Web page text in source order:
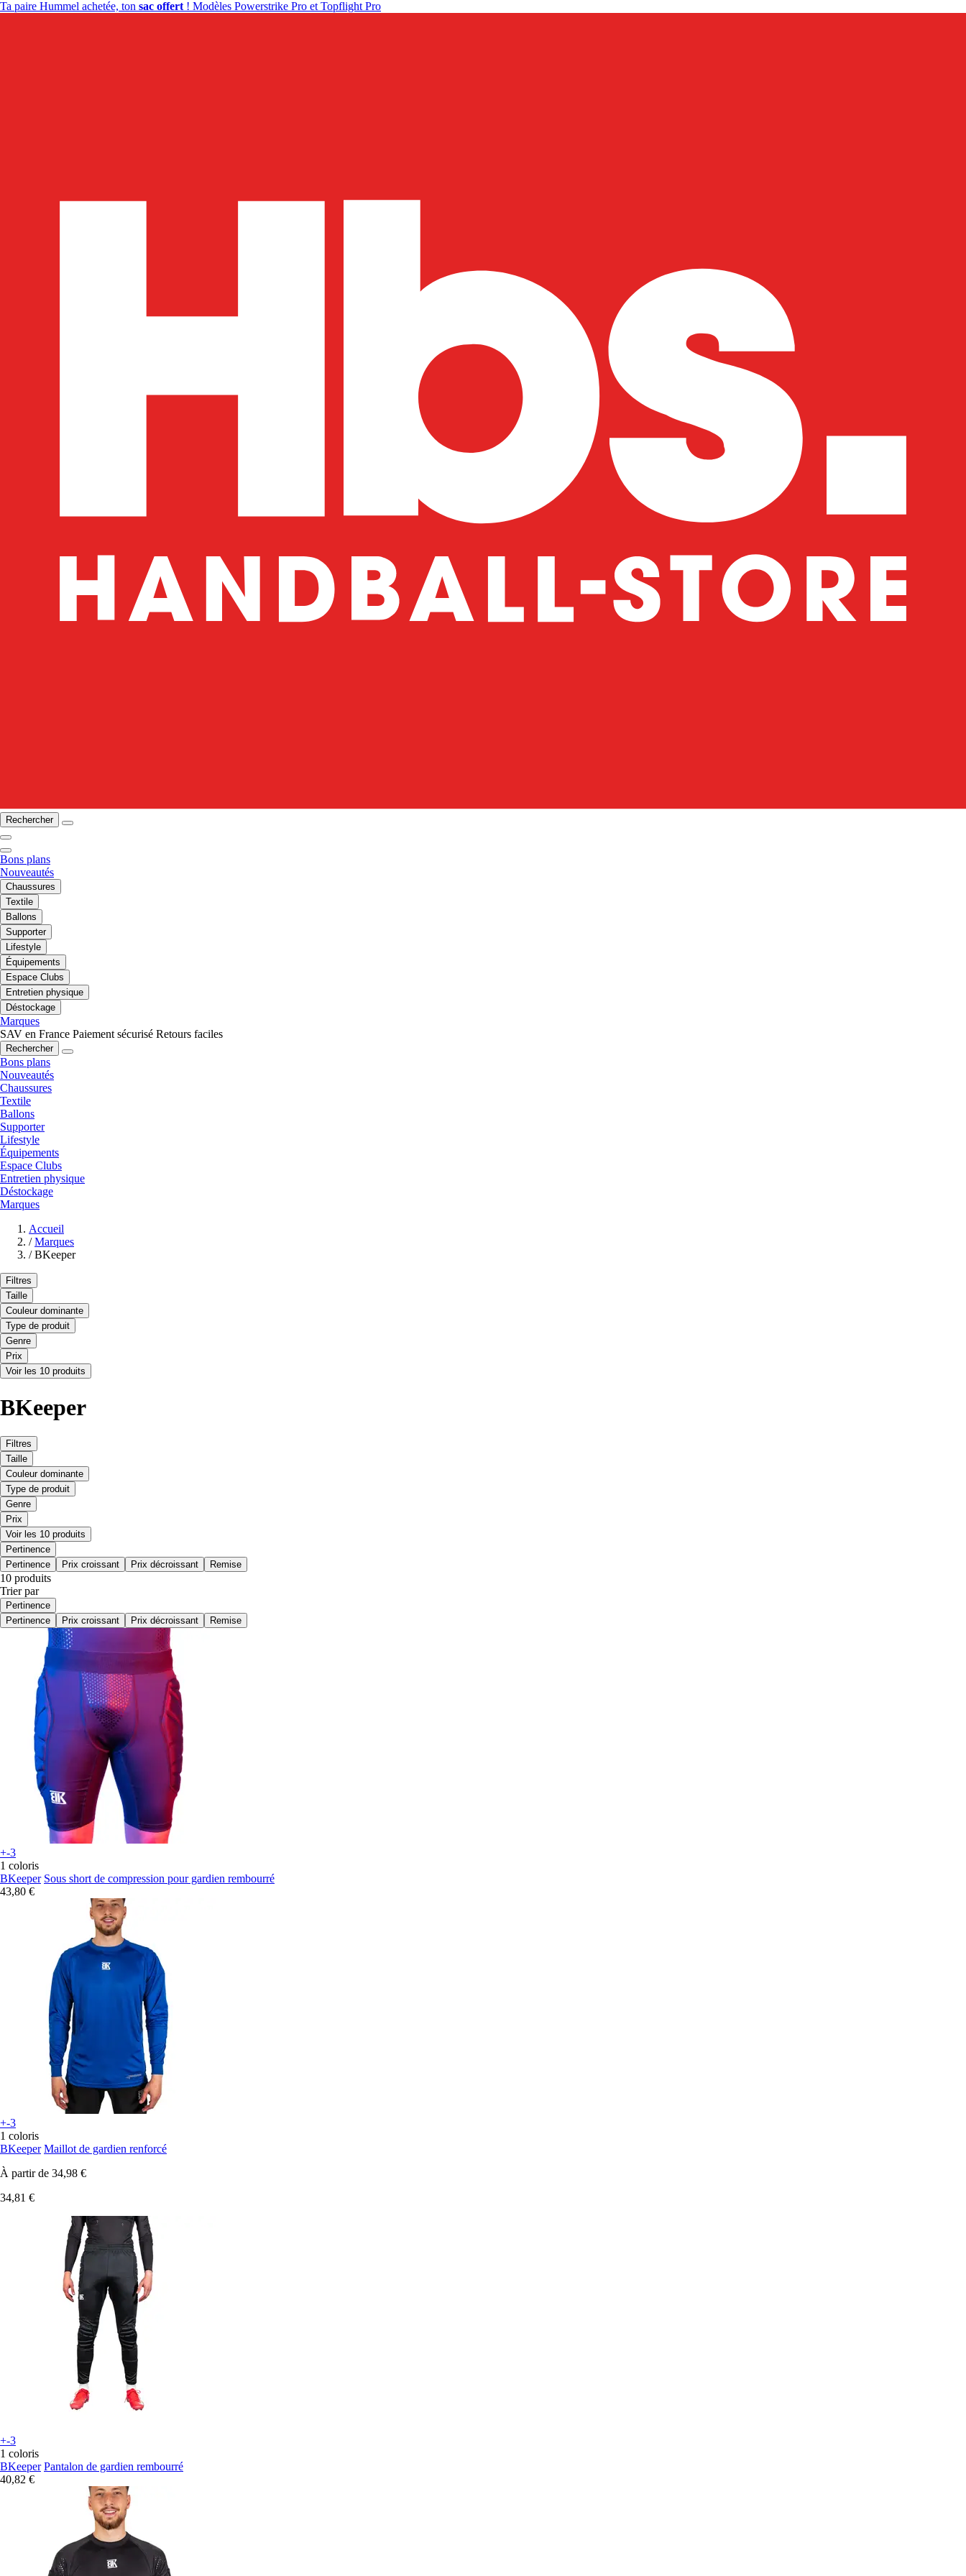
Ta paire Hummel achetée, ton sac offert ! Modèles Powerstrike Pro et Topflight Pro
Rechercher
Bons plans
Nouveautés
Chaussures
Textile
Ballons
Supporter
Lifestyle
Équipements
Espace Clubs
Entretien physique
Déstockage
Marques
SAV en France Paiement sécurisé Retours faciles
Rechercher
Bons plans
Nouveautés
Chaussures
Textile
Ballons
Supporter
Lifestyle
Équipements
Espace Clubs
Entretien physique
Déstockage
Marques
Accueil
/ Marques
/ BKeeper
Filtres
Taille
Couleur dominante
Type de produit
Genre
Prix
Voir les 10 produits
BKeeper
Filtres
Taille
Couleur dominante
Type de produit
Genre
Prix
Voir les 10 produits
Pertinence
Pertinence
Prix croissant Prix décroissant Remise
10 produits
Trier par
Pertinence
Pertinence
Prix croissant Prix décroissant Remise
+-3
1 coloris
BKeeper Sous short de compression pour gardien rembourré
43,80 €
+-3
1 coloris
BKeeper Maillot de gardien renforcé
À partir de 34,98 €
34,81 €
+-3
1 coloris
BKeeper Pantalon de gardien rembourré
40,82 €